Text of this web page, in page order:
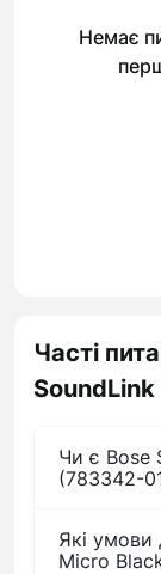
Немає
Часті
Чи є Bose
(783342-
Які умови
Micro